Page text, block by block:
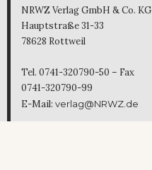
NRWZ Verlag GmbH & Co. KG
Hauptstraße 31-33
78628 Rottweil
Tel. 0741-320790-50 – Fax
0741-320790-99
E-Mail: verlag@NRWZ.de